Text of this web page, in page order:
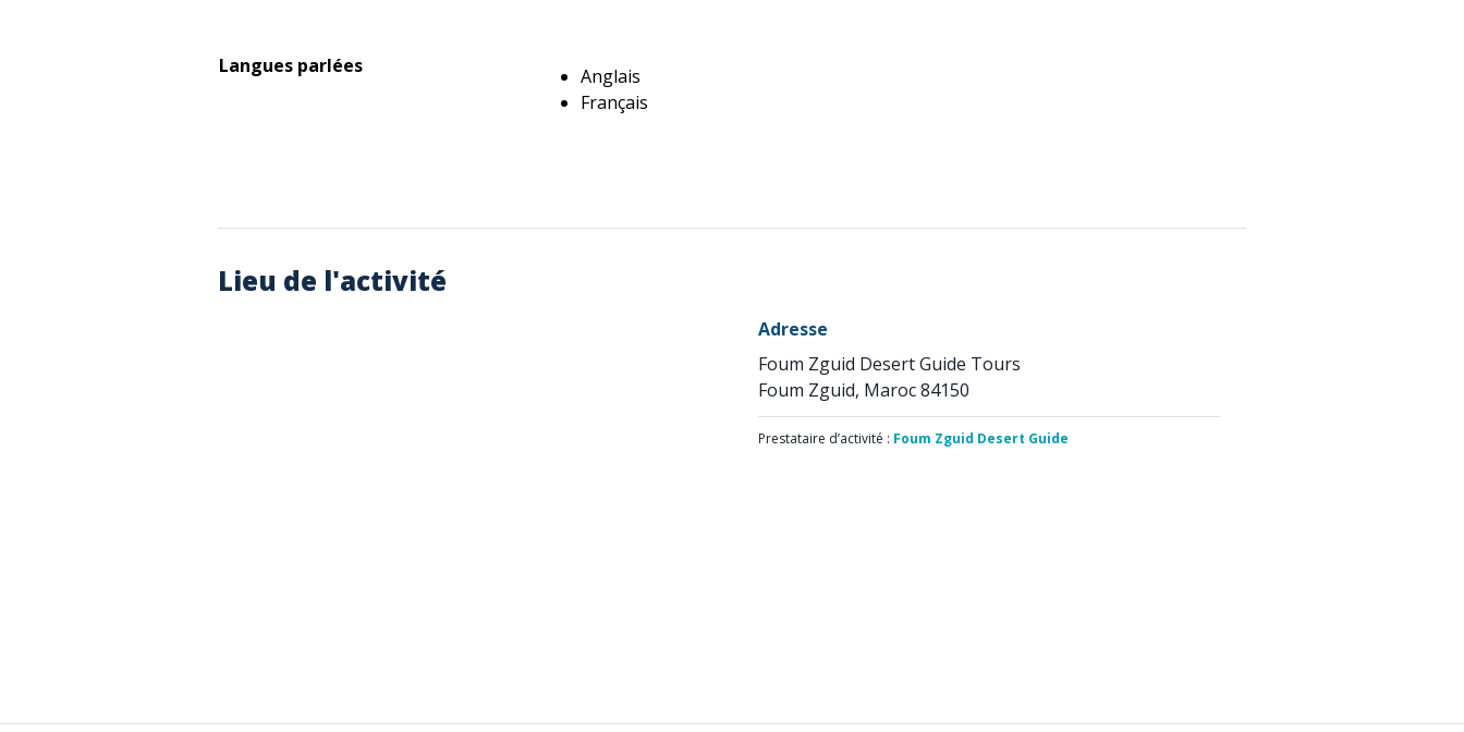
Langues parlées
Anglais
Français
Lieu de l'activité
Adresse
Foum Zguid Desert Guide Tours
Foum Zguid, Maroc 84150
Prestataire d’activité : Foum Zguid Desert Guide